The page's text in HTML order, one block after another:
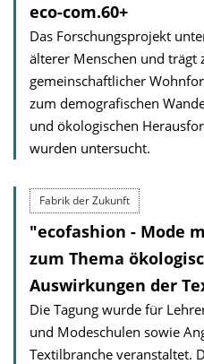
eco-com.60+
Das Forschungsprojekt
älterer Menschen und trägt
gemeinschaftlicher
zum demografischen
und ökologischen
wurden untersucht.
Fabrik der Zukunft
"ecofashion - Mode
zum Thema
Auswirkungen der
Die Tagung wurde für
und Modeschulen sowie
Textilbranche veranstaltet.